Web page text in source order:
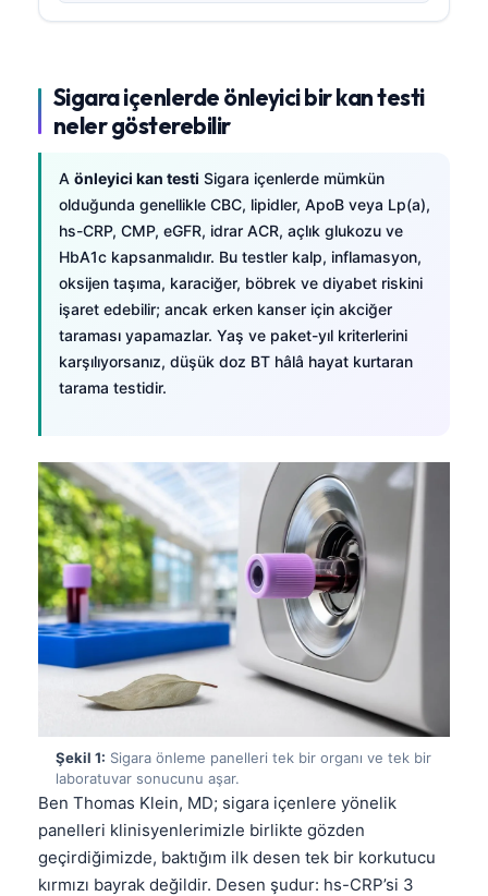
Sigara içenlerde önleyici bir kan testi
neler gösterebilir
A önleyici kan testi Sigara içenlerde mümkün
olduğunda genellikle CBC, lipidler, ApoB veya Lp(a),
hs-CRP, CMP, eGFR, idrar ACR, açlık glukozu ve
HbA1c kapsanmalıdır. Bu testler kalp, inflamasyon,
oksijen taşıma, karaciğer, böbrek ve diyabet riskini
işaret edebilir; ancak erken kanser için akciğer
taraması yapamazlar. Yaş ve paket-yıl kriterlerini
karşılıyorsanız, düşük doz BT hâlâ hayat kurtaran
tarama testidir.
Şekil 1: Sigara önleme panelleri tek bir organı ve tek bir
laboratuvar sonucunu aşar.
Ben Thomas Klein, MD; sigara içenlere yönelik
panelleri klinisyenlerimizle birlikte gözden
geçirdiğimizde, baktığım ilk desen tek bir korkutucu
kırmızı bayrak değildir. Desen şudur: hs-CRP’si 3